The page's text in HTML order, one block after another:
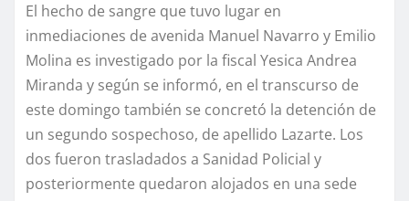
El hecho de sangre que tuvo lugar en
inmediaciones de avenida Manuel Navarro y Emilio
Molina es investigado por la fiscal Yesica Andrea
Miranda y según se informó, en el transcurso de
este domingo también se concretó la detención de
un segundo sospechoso, de apellido Lazarte. Los
dos fueron trasladados a Sanidad Policial y
posteriormente quedaron alojados en una sede